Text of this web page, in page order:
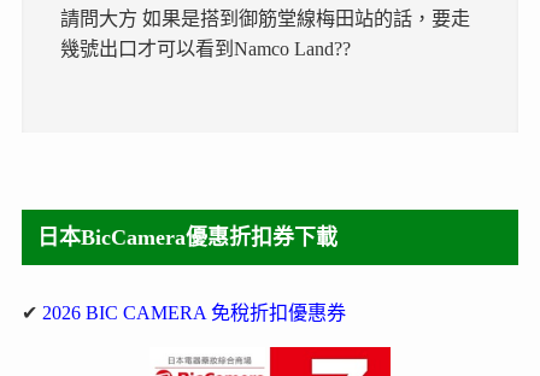
請問大方 如果是搭到御筋堂線梅田站的話，要走
幾號出口才可以看到Namco Land??
日本BicCamera優惠折扣券下載
✔ 2026 BIC CAMERA 免稅折扣優惠券